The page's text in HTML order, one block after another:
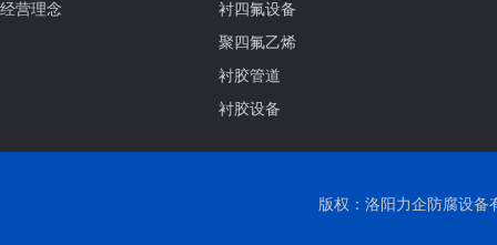
经营理念
衬四氟设备
聚四氟乙烯
衬胶管道
衬胶设备
版权：洛阳力企防腐设